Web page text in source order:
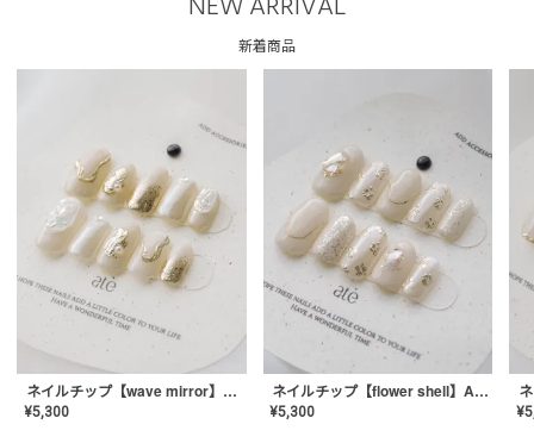
新着商品
ネイルチップ【wave mirror】AE-CONA-04
¥5,300
ネイルチップ【flower shell】AE-CONA-03
¥5,300 ¥